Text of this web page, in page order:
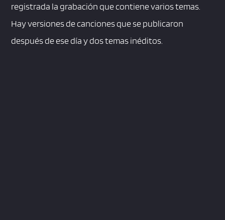
registrada la grabación que contiene varios temas.
Hay versiones de canciones que se publicaron
después de ese día y dos temas inéditos.